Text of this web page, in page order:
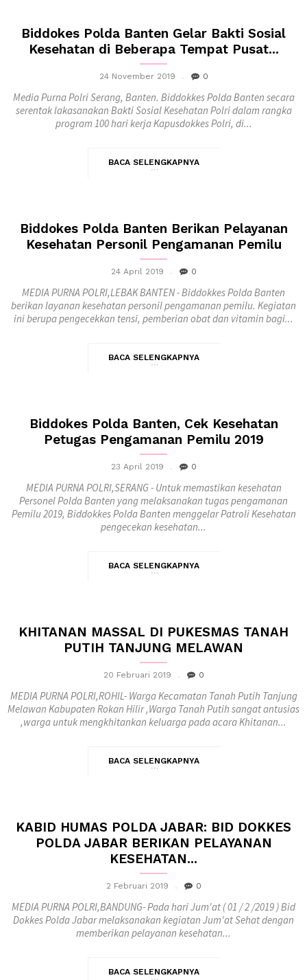
Biddokes Polda Banten Gelar Bakti Sosial
Kesehatan di Beberapa Tempat Pusat...
24 November 2019 0
Media Purna Polri Serang, Banten. Biddokkes Polda Banten secara
serentak lakasanakan Bakti Sosial Kesehatan Polri dalam rangka
program 100 hari kerja Kapusdokkes Polri, di...
BACA SELENGKAPNYA
Biddokes Polda Banten Berikan Pelayanan
Kesehatan Personil Pengamanan Pemilu
24 April 2019 0
MEDIA PURNA POLRI,LEBAK BANTEN - Biddokkes Polda Banten
berikan layanan kesehatan personil pengamanan pemilu. Kegiatan
ini berupa pengecekkan tensi, pemberian obat dan vitamin bagi...
BACA SELENGKAPNYA
Biddokes Polda Banten, Cek Kesehatan
Petugas Pengamanan Pemilu 2019
23 April 2019 0
MEDIA PURNA POLRI,SERANG - Untuk memastikan kesehatan
Personel Polda Banten yang melaksanakan tugas pengamanan
Pemilu 2019, Biddokkes Polda Banten menggelar Patroli Kesehatan
pengecekan kesehatan...
BACA SELENGKAPNYA
KHITANAN MASSAL DI PUKESMAS TANAH
PUTIH TANJUNG MELAWAN
20 Februari 2019 0
MEDIA PURNA POLRI,ROHIL- Warga Kecamatan Tanah Putih Tanjung
Melawan Kabupaten Rokan Hilir ,Warga Tanah Putih sangat antusias
,warga untuk mengkhitankan keluarga pada acara Khitanan...
BACA SELENGKAPNYA
KABID HUMAS POLDA JABAR: BID DOKKES
POLDA JABAR BERIKAN PELAYANAN
KESEHATAN...
2 Februari 2019 0
MEDIA PURNA POLRI,BANDUNG- Pada hari Jum'at ( 01 / 2 /2019 ) Bid
Dokkes Polda Jabar melaksanakan kegiatan Jum'at Sehat dengan
memberikan pelayanan kesehatan...
BACA SELENGKAPNYA